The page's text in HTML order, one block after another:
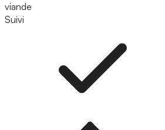
viande
Suivi